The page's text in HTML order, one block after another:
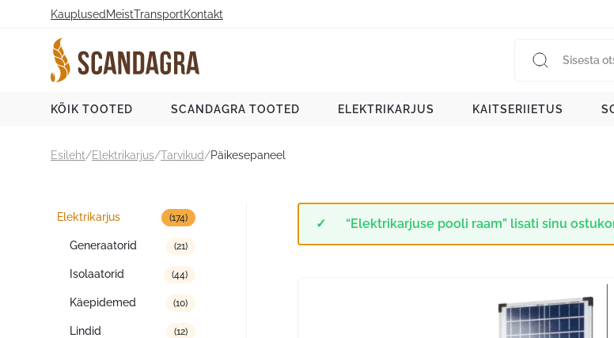
Kauplused MeistTransportKontakt
KÕIK TOOTED SCANDAGRA TOOTED ELEKTRIKARJUS KAITSERIIETUS
Esileht/Elektrikarjus/Tarvikud/Päikesepaneel
Tootekategooriad
Elektrikarjus (174)
Generaatorid (21)
Isolaatorid (44)
Käepidemed (10)
Lindid (12)
“Elektrikarjuse pooli raam” lisati sinu